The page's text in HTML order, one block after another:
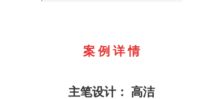
案 例 详 情
主笔设计： 高洁